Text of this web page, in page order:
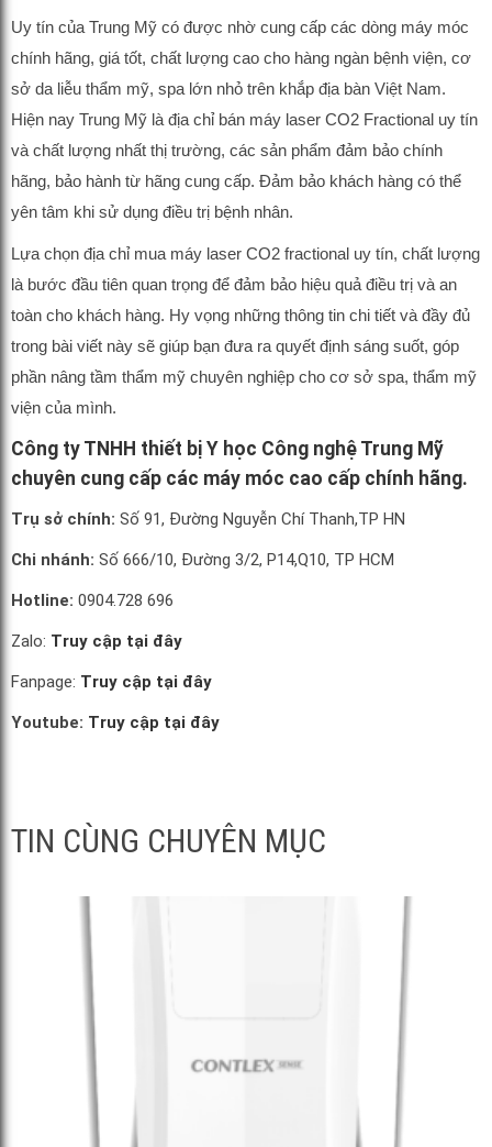
Uy tín của Trung Mỹ có được nhờ cung cấp các dòng máy móc
chính hãng, giá tốt, chất lượng cao cho hàng ngàn bệnh viện, cơ
sở da liễu thẩm mỹ, spa lớn nhỏ trên khắp địa bàn Việt Nam.
Hiện nay Trung Mỹ là địa chỉ bán máy laser CO2 Fractional uy tín
và chất lượng nhất thị trường, các sản phẩm đảm bảo chính
hãng, bảo hành từ hãng cung cấp. Đảm bảo khách hàng có thể
yên tâm khi sử dụng điều trị bệnh nhân.
Lựa chọn địa chỉ mua máy laser CO2 fractional uy tín, chất lượng
là bước đầu tiên quan trọng để đảm bảo hiệu quả điều trị và an
toàn cho khách hàng. Hy vọng những thông tin chi tiết và đầy đủ
trong bài viết này sẽ giúp bạn đưa ra quyết định sáng suốt, góp
phần nâng tầm thẩm mỹ chuyên nghiệp cho cơ sở spa, thẩm mỹ
viện của mình.
Công ty TNHH thiết bị Y học Công nghệ Trung Mỹ
chuyên cung cấp các máy móc cao cấp chính hãng.
Trụ sở chính: Số 91, Đường Nguyễn Chí Thanh,TP HN
Chi nhánh: Số 666/10, Đường 3/2, P14,Q10, TP HCM
Hotline: 0904.728 696
Zalo: Truy cập tại đây
Fanpage: Truy cập tại đây
Youtube: Truy cập tại đây
TIN CÙNG CHUYÊN MỤC